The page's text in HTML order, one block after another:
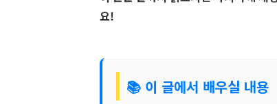
요!
📚 이 글에서 배우실 내용